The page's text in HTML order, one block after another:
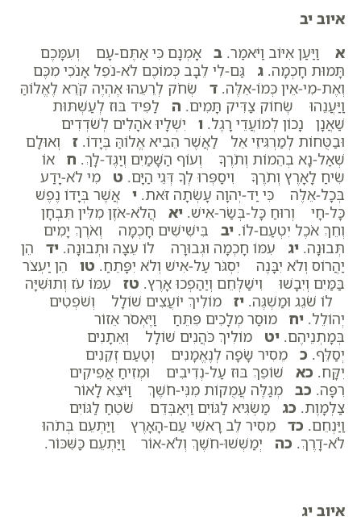
איוב יב
א וַיַּעַן אִיּוֹב וַיֹּאמַר. ב אָמְנָם כִּי אַתֶּם-עָם וְעִמָּכֶם
תָּמוּת חָכְמָה. ג גַּם-לִי לֵבָב כְּמוֹכֶם לֹא-נֹפֵל אָנֹכִי מִכֶּם
וְאֶת-מִי-אֵין כְּמוֹ-אֵלֶּה. ד שְׂחֹק לְרֵעֵהוּ אֶהְיֶה קֹרֵא לֶאֱלוֹהַּ
וַיַּעֲנֵהוּ שְׂחוֹק צַדִּיק תָּמִים. ה לַפִּיד בּוּז לְעַשְׁתּוּת
שַׁאֲנָן נָכוֹן לְמוֹעֲדֵי רָגֶל. ו יִשְׁלָיוּ אֹהָלִים לְשֹׁדְדִים
וּבַטֻּחוֹת לְמַרְגִּיזֵי אֵל לַאֲשֶׁר הֵבִיא אֱלוֹהַּ בְּיָדוֹ. ז וְאוּלָם
שְׁאַל-נָא בְהֵמוֹת וְתֹרֶךָּ וְעוֹף הַשָּׁמַיִם וְיַגֶּד-לָךְ. ח אוֹ
שִׂיחַ לָאָרֶץ וְתֹרֶךָּ וִיסַפְּרוּ לְךָ דְּגֵי הַיָּם. ט מִי לֹא-יָדַע
בְּכָל-אֵלֶּה כִּי יַד-יְהוָה עָשְׂתָה זֹּאת. י אֲשֶׁר בְּיָדוֹ נֶפֶשׁ
כָּל-חָי וְרוּחַ כָּל-בְּשַׂר-אִישׁ. יא הֲלֹא-אֹזֶן מִלִּין תִּבְחָן
וְחֵךְ אֹכֶל יִטְעַם-לוֹ. יב בִּישִׁישִׁים חָכְמָה וְאֹרֶךְ יָמִים
תְּבוּנָה. יג עִמּוֹ חָכְמָה וּגְבוּרָה לוֹ עֵצָה וּתְבוּנָה. יד הֵן
יַהֲרוֹס וְלֹא יִבָּנֶה יִסְגֹּר עַל-אִישׁ וְלֹא יִפָּתֵחַ. טו הֵן יַעְצֹר
בַּמַּיִם וְיִבָשׁוּ וִישַׁלְּחֵם וְיַהַפְכוּ אָרֶץ. טז עִמּוֹ עֹז וְתוּשִׁיָּה
לוֹ שֹׁגֵג וּמַשְׁגֶּה. יז מוֹלִיךְ יוֹעֲצִים שׁוֹלָל וְשֹׁפְטִים
יְהוֹלֵל. יח מוּסַר מְלָכִים פִּתֵּחַ וַיֶּאְסֹר אֵזוֹר
בְּמָתְנֵיהֶם. יט מוֹלִיךְ כֹּהֲנִים שׁוֹלָל וְאֵתָנִים
יְסַלֵּף. כ מֵסִיר שָׂפָה לְנֶאֱמָנִים וְטַעַם זְקֵנִים
יִקָּח. כא שׁוֹפֵךְ בּוּז עַל-נְדִיבִים וּמְזִיחַ אֲפִיקִים
רִפָּה. כב מְגַלֶּה עֲמֻקוֹת מִנִּי-חֹשֶׁךְ וַיֹּצֵא לָאוֹר
צַלְמָוֶת. כג מַשְׂגִּיא לַגּוֹיִם וַיְאַבְּדֵם שֹׁטֵחַ לַגּוֹיִם
וַיַּנְחֵם. כד מֵסִיר לֵב רָאשֵׁי עַם-הָאָרֶץ וַיַּתְעֵם בְּתֹהוּ
לֹא-דָרֶךְ. כה יְמַשְׁשׁוּ-חֹשֶׁךְ וְלֹא-אוֹר וַיַּתְעֵם כַּשִּׁכּוֹר.
איוב יג